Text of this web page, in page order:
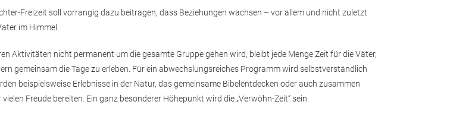
Freizeit soll vorrangig dazu beitragen, dass Beziehungen wachsen – vor allem und nicht zuletzt
im Himmel.
Aktivitäten nicht permanent um die gesamte Gruppe gehen wird, bleibt jede Menge Zeit für die Väter,
gemeinsam die Tage zu erleben. Für ein abwechslungsreiches Programm wird selbstverständlich
beispielsweise Erlebnisse in der Natur, das gemeinsame Bibelentdecken oder auch zusammen
vielen Freude bereiten. Ein ganz besonderer Höhepunkt wird die „Verwöhn-Zeit“ sein.